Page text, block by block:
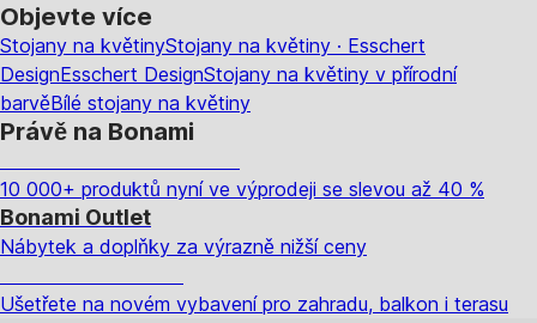
Objevte více
Stojany na květinyStojany na květiny · Esschert
DesignEsschert DesignStojany na květiny v přírodní
barvěBílé stojany na květiny
Právě na Bonami
10 000+ produktů nyní ve výprodeji se slevou až 40 %
Bonami Outlet
Nábytek a doplňky za výrazně nižší ceny
Ušetřete na novém vybavení pro zahradu, balkon i terasu